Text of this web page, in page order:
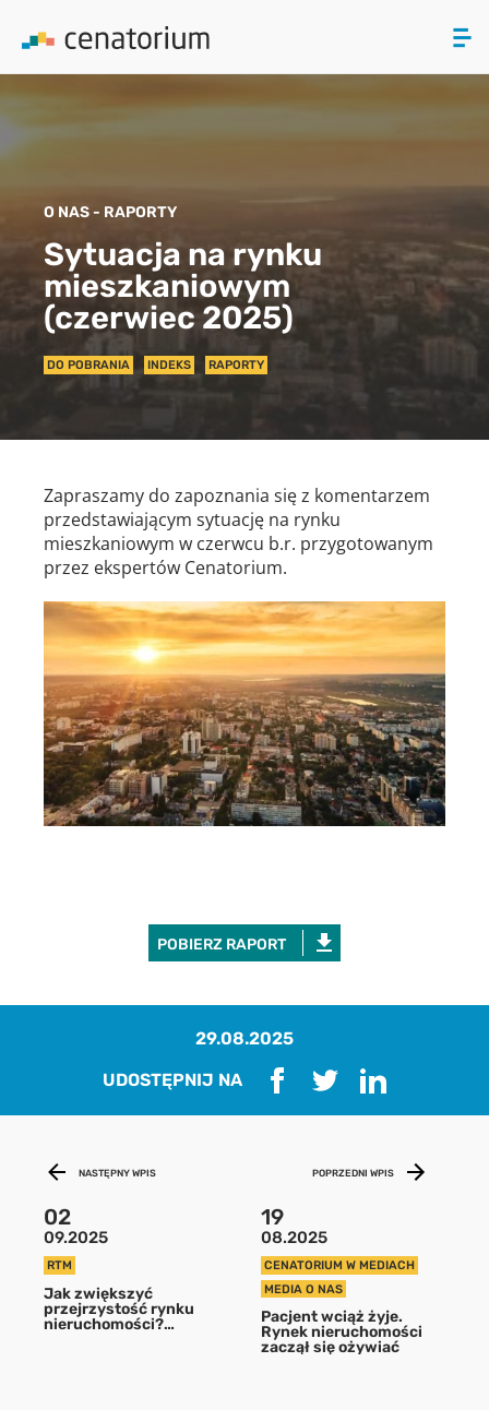
AKTUALNOŚCI
KONTAKT
O NAS - RAPORTY
Sytuacja na rynku
mieszkaniowym
(czerwiec 2025)
DO POBRANIA INDEKS RAPORTY
Zapraszamy do zapoznania się z komentarzem
przedstawiającym sytuację na rynku
mieszkaniowym w czerwcu b.r. przygotowanym
przez ekspertów Cenatorium.
POBIERZ RAPORT
Pobierz raport
aby pobrać raport podaj swój adres
email
29.08.2025
UDOSTĘPNIJ NA
NASTĘPNY WPIS
02
09.2025
RTM
Jak zwiększyć
przejrzystość rynku
nieruchomości?
POPRZEDNI WPIS
19
08.2025
CENATORIUM W MEDIACH
MEDIA O NAS
Pacjent wciąż żyje.
Rynek nieruchomości
zaczął się ożywiać